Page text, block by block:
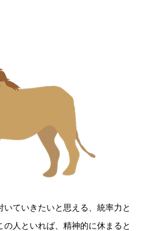
ていきたいと思える、統率力と
人といれば、精神的に休まると